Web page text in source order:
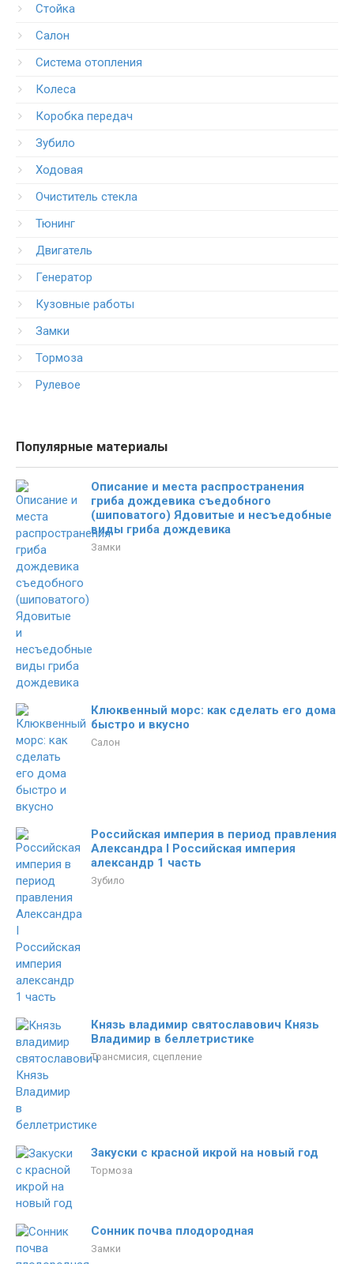
Стойка
Салон
Система отопления
Колеса
Коробка передач
Зубило
Ходовая
Очиститель стекла
Тюнинг
Двигатель
Генератор
Кузовные работы
Замки
Тормоза
Рулевое
Популярные материалы
Описание и места распространения
гриба дождевика съедобного
(шиповатого) Ядовитые и несъедобные
виды гриба дождевика
Замки
Клюквенный морс: как сделать его дома
быстро и вкусно
Салон
Российская империя в период правления
Александра I Российская империя
александр 1 часть
Зубило
Князь владимир святославович Князь
Владимир в беллетристике
Трансмисия, сцепление
Закуски с красной икрой на новый год
Тормоза
Сонник почва плодородная
Замки